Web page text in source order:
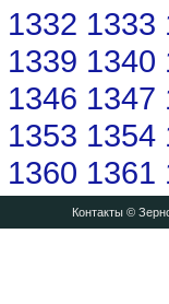
1332 1333
1339 1340
1346 1347
1353 1354
1360 1361
Контакты©